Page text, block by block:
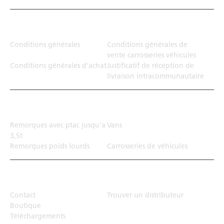
Conditions générales
Conditions générales de
vente carrosseries véhicules
Conditions générales d'achatJustificatif de réception de
livraison intracommunautaire
Remorques avec ptac jusqu'a
3,5t
Vans
Remorques poids lourds Carrosseries de véhicules
Contact
Trouver un distributeur
Boutique
Téléchargements